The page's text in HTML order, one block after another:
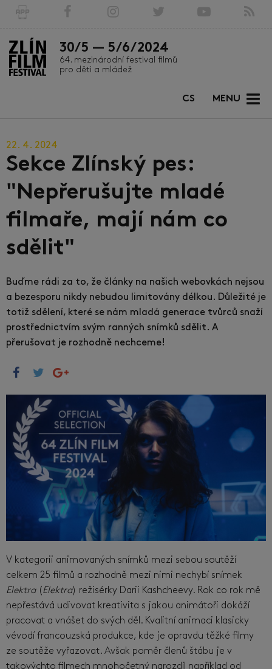
30/5 — 5/6/2024
64. mezinárodní festival filmů
pro děti a mládež
MENU
CS
22. 4. 2024
Sekce Zlínský pes:
"Nepřerušujte mladé
filmaře, mají nám co
sdělit"
Buďme rádi za to, že články na našich webovkách nejsou
a bezesporu nikdy nebudou limitovány délkou. Důležité je
totiž sdělení, které se nám mladá generace tvůrců snaží
prostřednictvím svým ranných snímků sdělit. A
přerušovat je rozhodně nechceme!
V kategorii animovaných snímků mezi sebou soutěží
celkem 25 filmů a rozhodně mezi nimi nechybí snímek
Elektra(Elektra) režisérky Darii Kashcheevy. Rok co rok mě
nepřestává udivovat kreativita s jakou animátoři dokáží
pracovat a vnášet do svých děl. Kvalitní animaci klasicky
vévodí francouzská produkce, kde je opravdu těžké filmy
ze soutěže vyřazovat. Avšak poměr členů štábu je v
takovýchto filmech mnohočetný narozdíl například od